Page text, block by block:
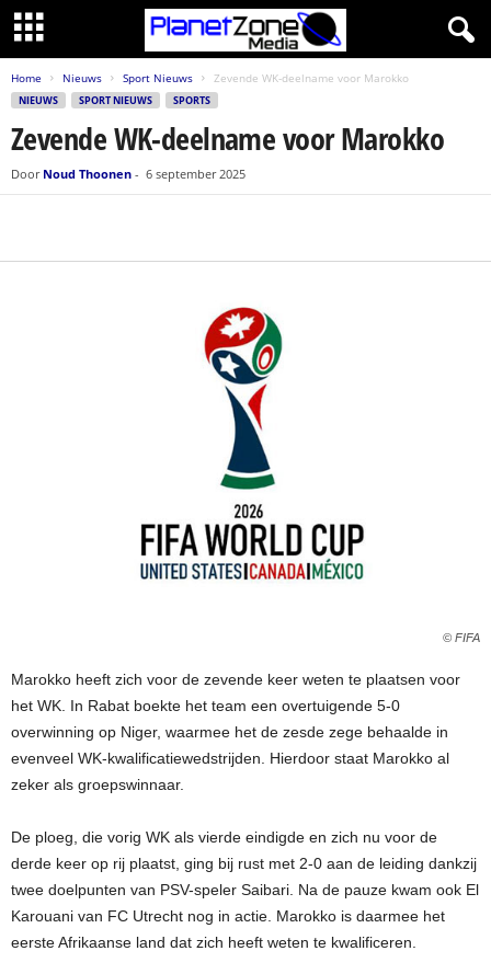
Home Nieuws Sport Nieuws Zevende WK-deelname voor Marokko
NIEUWS SPORT NIEUWS SPORTS
Zevende WK-deelname voor Marokko
Door Noud Thoonen - 6 september 2025
© FIFA
Marokko heeft zich voor de zevende keer weten te plaatsen voor
het WK. In Rabat boekte het team een overtuigende 5-0
overwinning op Niger, waarmee het de zesde zege behaalde in
evenveel WK-kwalificatiewedstrijden. Hierdoor staat Marokko al
zeker als groepswinnaar.
De ploeg, die vorig WK als vierde eindigde en zich nu voor de
derde keer op rij plaatst, ging bij rust met 2-0 aan de leiding dankzij
twee doelpunten van PSV-speler Saibari. Na de pauze kwam ook El
Karouani van FC Utrecht nog in actie. Marokko is daarmee het
eerste Afrikaanse land dat zich heeft weten te kwalificeren.